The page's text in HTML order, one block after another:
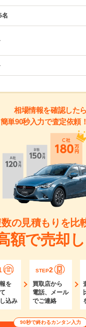
名
相場情報を確認したら
簡単90秒入力で査定依頼！
の見積もりを比
額で売却
を
込み
STEP2
買取店から
電話、メール
でご連絡
90秒で終わるカンタン入力